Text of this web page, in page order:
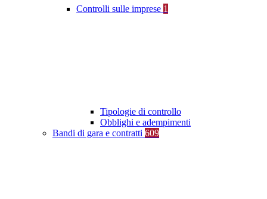
Controlli sulle imprese 1
Tipologie di controllo
Obblighi e adempimenti
Bandi di gara e contratti 609